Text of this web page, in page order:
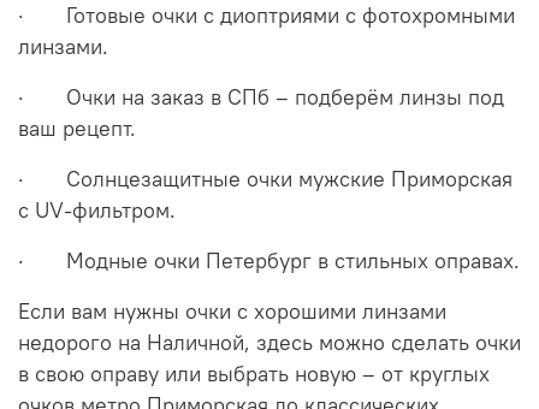
· Готовые очки с диоптриями с фотохромными
линзами.
· Очки на заказ в СПб – подберём линзы под
ваш рецепт.
· Солнцезащитные очки мужские Приморская
с UV-фильтром.
· Модные очки Петербург в стильных оправах.
Если вам нужны очки с хорошими линзами
недорого на Наличной, здесь можно сделать очки
в свою оправу или выбрать новую – от круглых